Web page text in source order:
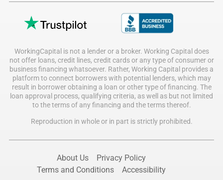
WorkingCapital is not a lender or a broker. Working Capital does
not offer loans, credit lines, credit cards or any type of consumer or
business financing whatsoever. Rather, Working Capital provides a
platform to connect borrowers with potential lenders, which may
result in borrower obtaining a loan or other type of financing. The
loan approval process, qualifying criteria, as well as but not limited
to the terms of any financing and the terms thereof.
Reproduction in whole or in part is strictly prohibited.
About Us
Privacy Policy
Terms and Conditions
Accessibility